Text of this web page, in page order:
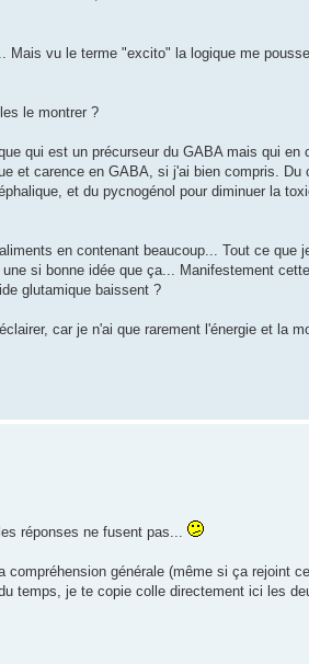
vu le terme "excito" la logique me
le montrer ?
qui est un précurseur du GABA mais qui en
et carence en GABA, si j'ai bien compris. Du
et du pycnogénol pour diminuer la
en contenant beaucoup... Tout ce que
si bonne idée que ça... Manifestement
glutamique baissent ?
car je n'ai que rarement l'énergie et la
réponses ne fusent pas...
générale (même si ça rejoint
temps, je te copie colle directement ici les